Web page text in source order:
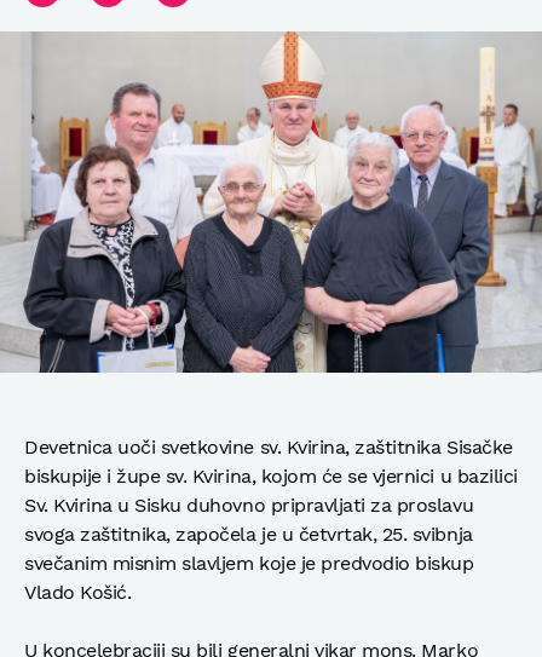
Devetnica uoči svetkovine sv. Kvirina, zaštitnika Sisačke
biskupije i župe sv. Kvirina, kojom će se vjernici u bazilici
Sv. Kvirina u Sisku duhovno pripravljati za proslavu
svoga zaštitnika, započela je u četvrtak, 25. svibnja
svečanim misnim slavljem koje je predvodio biskup
Vlado Košić.
U koncelebraciji su bili generalni vikar mons. Marko